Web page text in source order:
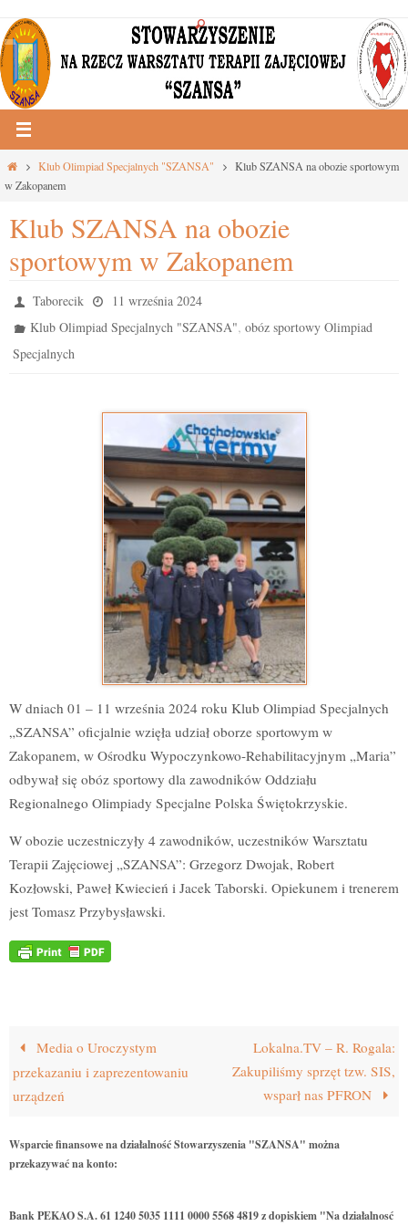
Przejdź
do
treści
Strona
główna
Klub Olimpiad Specjalnych "SZANSA"
Klub SZANSA na obozie sportowym
w Zakopanem
Klub SZANSA na obozie
sportowym w Zakopanem
Taborecik
11 września 2024
Klub Olimpiad Specjalnych "SZANSA",obóz sportowy Olimpiad
Specjalnych
W dniach 01 – 11 września 2024 roku Klub Olimpiad Specjalnych
„SZANSA” oficjalnie wzięła udział oborze sportowym w
Zakopanem, w Ośrodku Wypoczynkowo-Rehabilitacyjnym „Maria”
odbywał się obóz sportowy dla zawodników Oddziału
Regionalnego Olimpiady Specjalne Polska Świętokrzyskie.
W obozie uczestniczyły 4 zawodników, uczestników Warsztatu
Terapii Zajęciowej „SZANSA”: Grzegorz Dwojak, Robert
Kozłowski, Paweł Kwiecień i Jacek Taborski. Opiekunem i trenerem
jest Tomasz Przybysławski.
Media o Uroczystym
przekazaniu i zaprezentowaniu
urządzeń
Lokalna.TV – R. Rogala:
Zakupiliśmy sprzęt tzw. SIS,
wsparł nas PFRON
Wsparcie finansowe na działalność Stowarzyszenia "SZANSA" można
przekazywać na konto:
Bank PEKAO S.A. 61 1240 5035 1111 0000 5568 4819 z dopiskiem "Na działalnosć